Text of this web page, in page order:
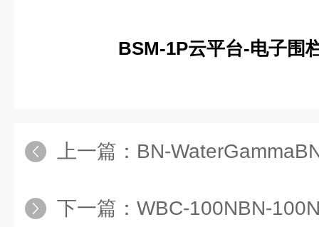
BSM-1P云平台-电子围
上一篇： BN-WaterGammaBN-
下一篇： WBC-100NBN-